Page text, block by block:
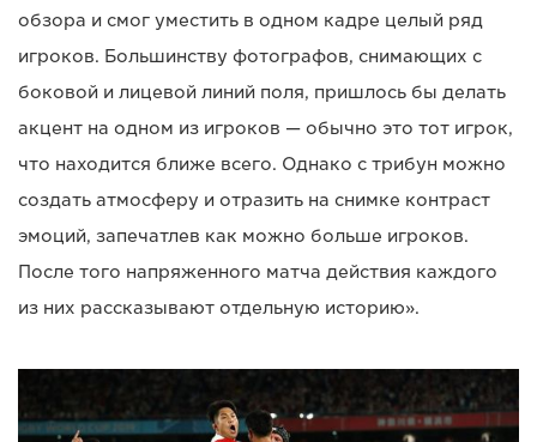
обзора и смог уместить в одном кадре целый ряд
игроков. Большинству фотографов, снимающих с
боковой и лицевой линий поля, пришлось бы делать
акцент на одном из игроков — обычно это тот игрок,
что находится ближе всего. Однако с трибун можно
создать атмосферу и отразить на снимке контраст
эмоций, запечатлев как можно больше игроков.
После того напряженного матча действия каждого
из них рассказывают отдельную историю».